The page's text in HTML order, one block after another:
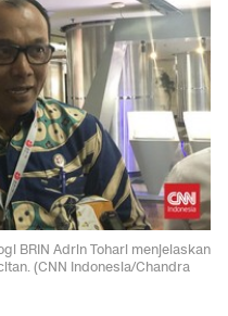
BRIN Adrin Tohari menjelaskan
(CNN Indonesia/Chandra